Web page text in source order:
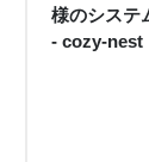
様のシステ
- cozy-